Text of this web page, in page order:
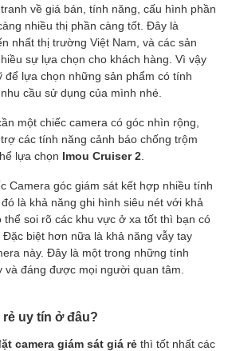
về giá bán, tính năng, cấu hình phần
nhiều thị phần càng tốt. Đây là
nhất thị trường Việt Nam, và các sản
sự lựa chọn cho khách hàng. Vì vậy
để lựa chọn những sản phẩm có tính
cầu sử dụng của mình nhé.
một chiếc camera có góc nhìn rộng,
các tính năng cảnh báo chống trộm
lựa chọn Imou Cruiser 2
Camera góc giám sát kết hợp nhiều tính
là khả năng ghi hình siêu nét với khả
soi rõ các khu vực ở xa tốt thì bạn có
. Đặc biệt hơn nữa là khả năng vẫy tay
này. Đây là một trong những tính
và đáng được mọi người quan tâm.
rẻ uy tín ở đâu?
camera giám sát giá rẻ thì tốt nhất các